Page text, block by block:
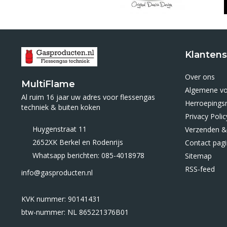
MultiFlame
Al ruim 16 jaar uw adres voor flessengas
techniek & buiten koken
Huygenstraat 11
2652XK Berkel en Rodenrijs
Whatsapp berichten: 085-4018978
info@gasproducten.nl
KVK nummer: 90141431
btw-nummer: NL 865221376B01
Over ons
Algemene
Privacy
Verzenden
Contact
Sitemap
RSS-feed